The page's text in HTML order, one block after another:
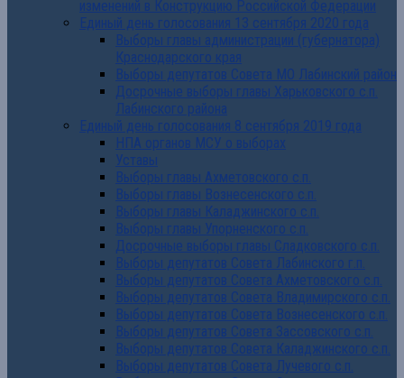
изменений в Конструкцию Российской Федерации
Единый день голосования 13 сентября 2020 года
Выборы главы администрации (губернатора)
Краснодарского края
Выборы депутатов Совета МО Лабинский район
Досрочные выборы главы Харьковского с.п.
Лабинского района
Единый день голосования 8 сентября 2019 года
НПА органов МСУ о выборах
Уставы
Выборы главы Ахметовского с.п.
Выборы главы Вознесенского с.п.
Выборы главы Каладжинского с.п.
Выборы главы Упорненского с.п.
Досрочные выборы главы Сладковского с.п.
Выборы депутатов Совета Лабинского г.п.
Выборы депутатов Совета Ахметовского с.п.
Выборы депутатов Совета Владимирского с.п.
Выборы депутатов Совета Вознесенского с.п.
Выборы депутатов Совета Зассовского с.п.
Выборы депутатов Совета Каладжинского с.п.
Выборы депутатов Совета Лучевого с.п.